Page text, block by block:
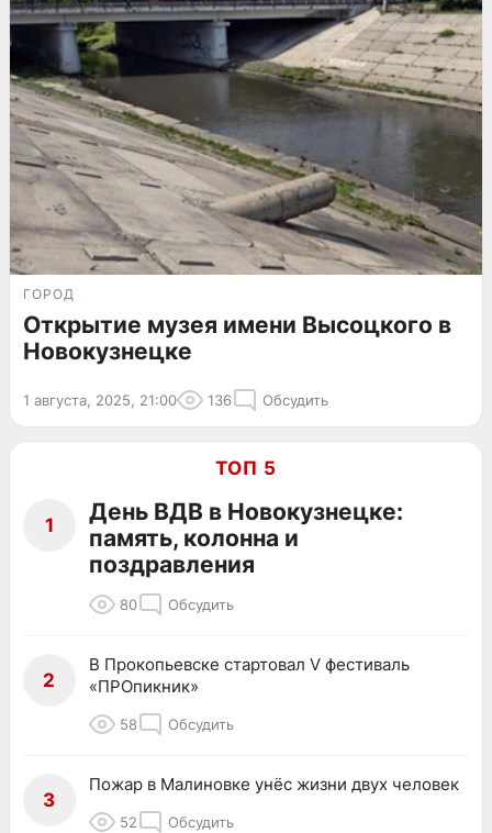
ГОРОД
Открытие музея имени Высоцкого в
Новокузнецке
1 августа, 2025, 21:00 136 Обсудить
ТОП 5
1
День ВДВ в Новокузнецке:
память, колонна и
поздравления
80 Обсудить
2
В Прокопьевске стартовал V фестиваль
«ПРОпикник»
58 Обсудить
3
Пожар в Малиновке унёс жизни двух человек
52 Обсудить